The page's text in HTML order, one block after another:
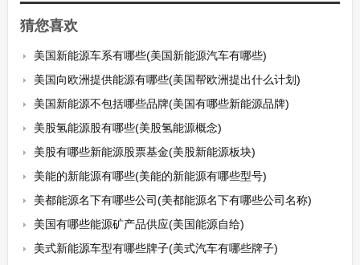
猜您喜欢
美国新能源车系有哪些(美国新能源汽车有哪些)
美国向欧洲提供能源有哪些(美国帮欧洲提出什么计划)
美国新能源不包括哪些品牌(美国有哪些新能源品牌)
美股氢能源股有哪些(美股氢能源概念)
美股有哪些新能源股票基金(美股新能源板块)
美能的新能源有哪些(美能的新能源有哪些型号)
美都能源名下有哪些公司(美都能源名下有哪些公司名称)
美国有哪些能源矿产品供应(美国能源自给)
美式新能源车型有哪些牌子(美式汽车有哪些牌子)